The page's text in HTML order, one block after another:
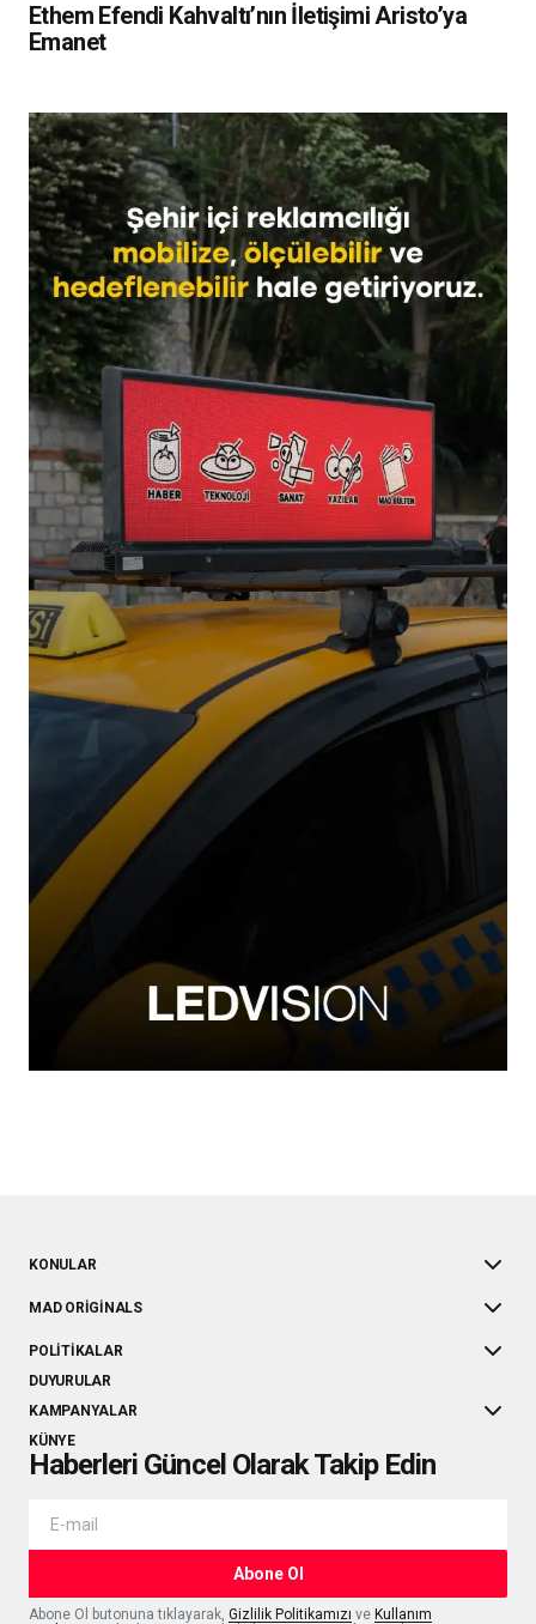
Ethem Efendi Kahvaltı’nın İletişimi Aristo’ya
Emanet
KONULAR
MAD ORIGINALS
POLITIKALAR
DUYURULAR
KAMPANYALAR
KÜNYE
Haberleri Güncel Olarak Takip Edin
Abone Ol
Abone Ol butonuna tıklayarak, Gizlilik Politikamızı ve Kullanım